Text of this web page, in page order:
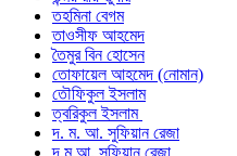
তহমিনা বেগম
তাওসীফ আহমেদ
তৈমুর বিন হোসেন
তোফায়েল আহমেদ (নোমান)
তৌফিকুল ইসলাম
ত্বরিকুল ইসলাম
দ. ম. আ. সুফিয়ান রেজা
দ.ম.আ. সুফিয়ান রেজা